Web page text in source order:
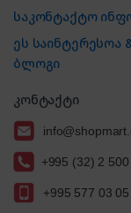
საკონტაქტო
ეს საინტერესოა
ბლოგი
კონტაქტი
+995 (32) 2 500
+995 577 03